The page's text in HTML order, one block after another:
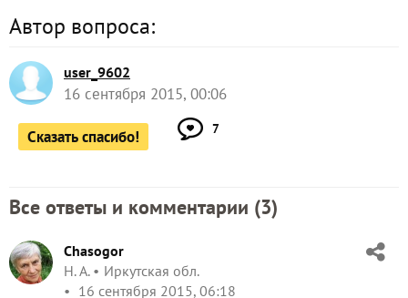
Автор вопроса:
user_9602
16 сентября 2015, 00:06
Сказать спасибо! 7
Все ответы и комментарии (3)
Chasogor
Н. А.
Иркутская обл.
16 сентября 2015, 06:18